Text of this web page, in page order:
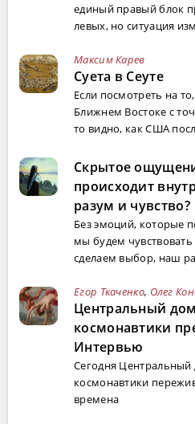
единый правый блок
левых, но ситуация
Максим Карев
Суета в Сеуте
Если посмотреть на
Ближнем Востоке с
то видно, как США
Скрытое
происходит
разум и чувство?
Без эмоций, которые
мы будем чувствовать
сделаем выбор, наш
Егор Ткаченко, Олег
Центральный
космонавтики
Интервью
Сегодня
космонавтики
времена